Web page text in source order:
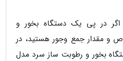
اگر در پی یک دستگاه بخور و
و مقدار جمع وجور هستید، در
بخور و رطوبت ساز سرد مدل